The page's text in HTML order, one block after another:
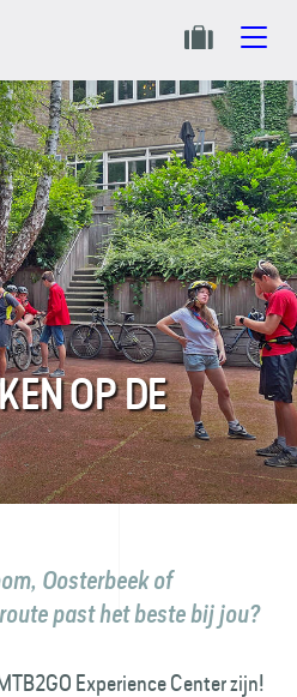
OP DE
Oosterbeek of
past het beste bij jou?
Experience Center zijn!